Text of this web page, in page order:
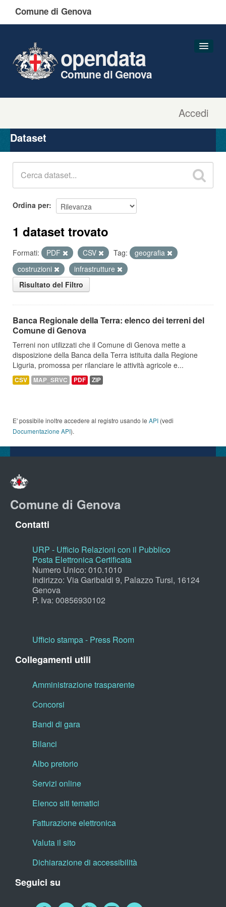
Comune di Genova
Accedi
opendata
Comune di Genova
Organizzazioni
Gruppi
Dataset
Ordina per
1 dataset trovato
Formati: PDF CSV Tag:
geografia
costruzioni
infrastrutture
Risultato del Filtro
Banca Regionale della Terra: elenco dei terreni del
Comune di Genova
Terreni non utilizzati che il Comune di Genova mette a
disposizione della Banca della Terra istituita dalla Regione
Liguria, promossa per rilanciare le attività agricole e...
CSV MAP_SRVC PDF ZIP
E' possibile inoltre accedere al registro usando le API (vedi
Documentazione API).
Comune di Genova
Contatti
URP - Ufficio Relazioni con il Pubblico
Posta Elettronica Certificata
Numero Unico: 010.1010
Indirizzo: Via Garibaldi 9, Palazzo Tursi, 16124
Genova
P. Iva: 00856930102
Ufficio stampa - Press Room
Collegamenti utili
Amministrazione trasparente
Concorsi
Bandi di gara
Bilanci
Albo pretorio
Servizi online
Elenco siti tematici
Fatturazione elettronica
Valuta il sito
Dichiarazione di accessibilità
Seguici su